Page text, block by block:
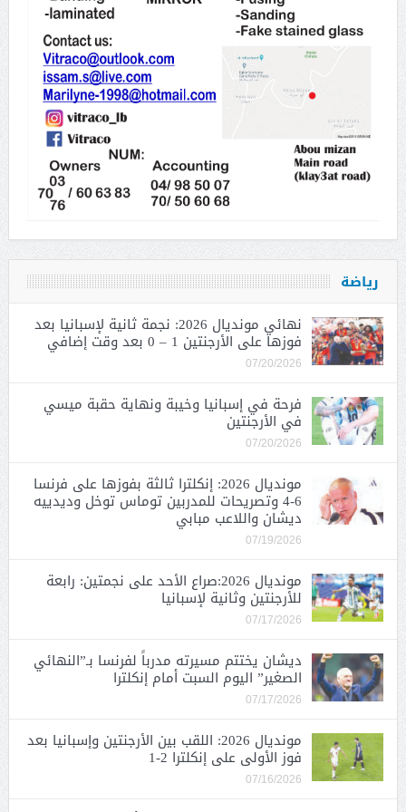
رياضة
نهائي مونديال 2026: نجمة ثانية لإسبانيا بعد
فوزها على الأرجنتين 1 – 0 بعد وقت إضافي
07/20/2026
فرحة في إسبانيا وخيبة ونهاية حقبة ميسي
في الأرجنتين
07/20/2026
مونديال 2026: إنكلترا ثالثة بفوزها على فرنسا
6-4 وتصريحات للمدربين توماس توخل وديدييه
ديشان واللاعب مبابي
07/19/2026
مونديال 2026:صراع الأحد على نجمتين: رابعة
للأرجنتين وثانية لإسبانيا
07/17/2026
ديشان يختتم مسيرته مدرباً لفرنسا بـ”النهائي
الصغير” اليوم السبت أمام إنكلترا
07/17/2026
مونديال 2026: اللقب بين الأرجنتين وإسبانيا بعد
فوز الأولى على إنكلترا 2-1
07/16/2026